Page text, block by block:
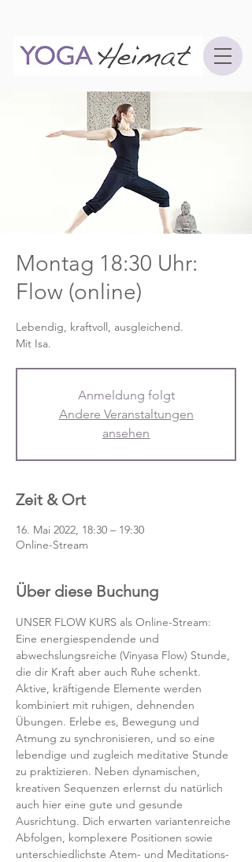
Montag 18:30 Uhr:
Flow (online)
Lebendig, kraftvoll, ausgleichend.
Mit Isa.
Anmeldung folgt
Andere Veranstaltungen
ansehen
Zeit & Ort
16. Mai 2022, 18:30 – 19:30
Online-Stream
Über diese Buchung
UNSER FLOW KURS als Online-Stream:
Eine energiespendende und
abwechslungsreiche (Vinyasa Flow) Stunde,
die dir Kraft aber auch Ruhe schenkt.
Aktive, kräftigende Elemente werden
kombiniert mit ruhigen, dehnenden
Übungen. Erlebe es, Bewegung und
Atmung zu synchronisieren, und so eine
lebendige und zugleich meditative Stunde
zu praktizieren. Neben dynamischen,
kreativen Sequenzen erlernst du natürlich
auch hier eine gute und gesunde
Ausrichtung. Dich erwarten variantenreiche
Abfolgen, komplexere Positionen sowie
unterschiedlichste Atem- und Meditations-